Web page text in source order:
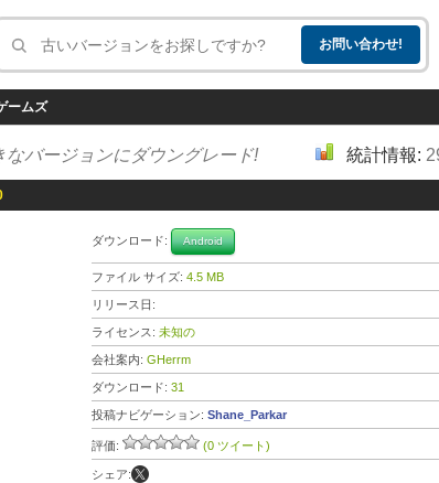
ームズ
なバージョンにダウングレード! 統計情報:
ダウンロード: Android
ファイル サイズ: 4.5 MB
リリース日:
ライセンス: 未知の
会社案内: GHerrm
ダウンロード: 31
投稿ナビゲーション: Shane_Parkar
評価: (0 ツイート)
シェア: